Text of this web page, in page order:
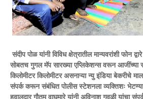
संदीप पोळ यांनी विविध क्षेत्रातील मान्यवरांशी फोन
सोबतच गुगल मॅप सारख्या एप्लिकेशन्स वरून आजींच्या
किलोमीटर किलोमीटर असनाऱ्या न्यु इंडिया बेकरीचे
संपर्क करून संबंधित पोलीस स्टेशनला व्यक्तिशः
हवालदार गौतम वाघमारे यांनी अविनाश गवळी यांचा